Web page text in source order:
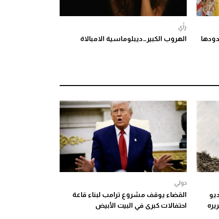
رأي
الهروب الكبير…ديبلوماسية الامبالاة
دولي
القضاء يوقف مشروع ترامب لبناء قاعة
احتفالات كبرى في البيت الأبيض